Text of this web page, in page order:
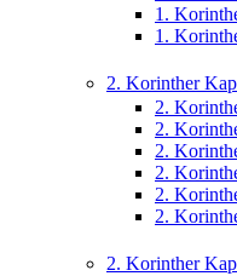
1.
1.
2. Korinther
2.
2.
2.
2.
2.
2.
2. Korinther